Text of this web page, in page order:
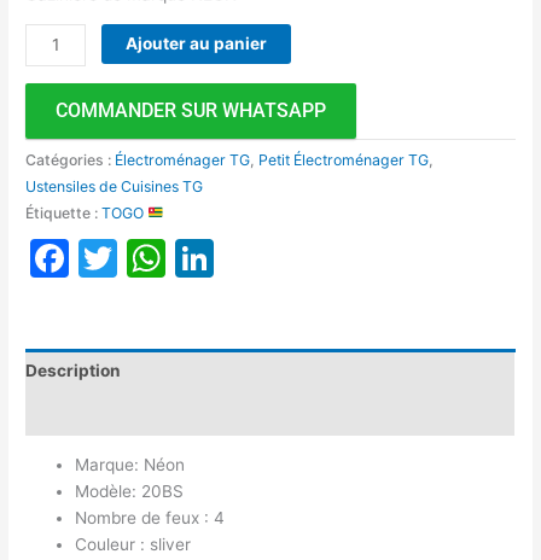
Ajouter au panier
COMMANDER SUR WHATSAPP
Catégories : Électroménager TG Petit Électroménager TG
Ustensiles de Cuisines TG
Étiquette :TOGO
Facebook
TwitterWhatsApp
Description
Marque: Néon
Modèle: 20BS
Nombre de feux : 4
Couleur : sliver